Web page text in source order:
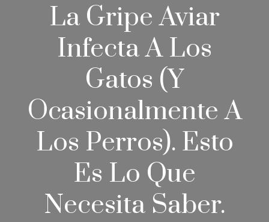
La Gripe Aviar
Infecta A Los
Gatos (y
Ocasionalmente A
Los Perros). Esto
Es Lo Que
Necesita Saber.